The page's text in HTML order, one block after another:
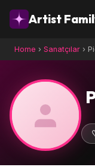
Artist
Home › Sanatçılar ›